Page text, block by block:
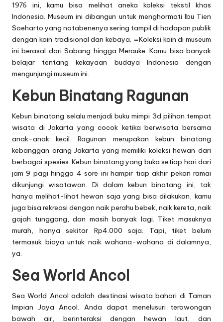
1976 ini, kamu bisa melihat aneka koleksi tekstil khas
Indonesia. Museum ini dibangun untuk menghormati Ibu Tien
Soeharto yang notabenenya sering tampil di hadapan publik
dengan kain tradisional dan kebaya. =Koleksi kain di museum
ini berasal dari Sabang hingga Merauke. Kamu bisa banyak
belajar tentang kekayaan budaya Indonesia dengan
mengunjungi museum ini.
Kebun Binatang Ragunan
Kebun binatang selalu menjadi buku mimpi 3d pilihan tempat
wisata di Jakarta yang cocok ketika berwisata bersama
anak-anak kecil. Ragunan merupakan kebun binatang
kebanggan orang Jakarta yang memiliki koleksi hewan dari
berbagai spesies. Kebun binatang yang buka setiap hari dari
jam 9 pagi hingga 4 sore ini hampir tiap akhir pekan ramai
dikunjungi wisatawan. Di dalam kebun binatang ini, tak
hanya melihat-lihat hewan saja yang bisa dilakukan, kamu
juga bisa rekreasi dengan naik perahu bebek, naik kereta, naik
gajah tunggang, dan masih banyak lagi. Tiket masuknya
murah, hanya sekitar Rp4.000 saja. Tapi, tiket belum
termasuk biaya untuk naik wahana-wahana di dalamnya,
ya.
Sea World Ancol
Sea World Ancol adalah destinasi wisata bahari di Taman
Impian Jaya Ancol. Anda dapat menelusuri terowongan
bawah air, berinteraksi dengan hewan laut, dan